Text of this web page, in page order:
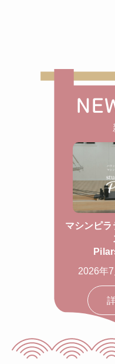
マシンピ
2026年